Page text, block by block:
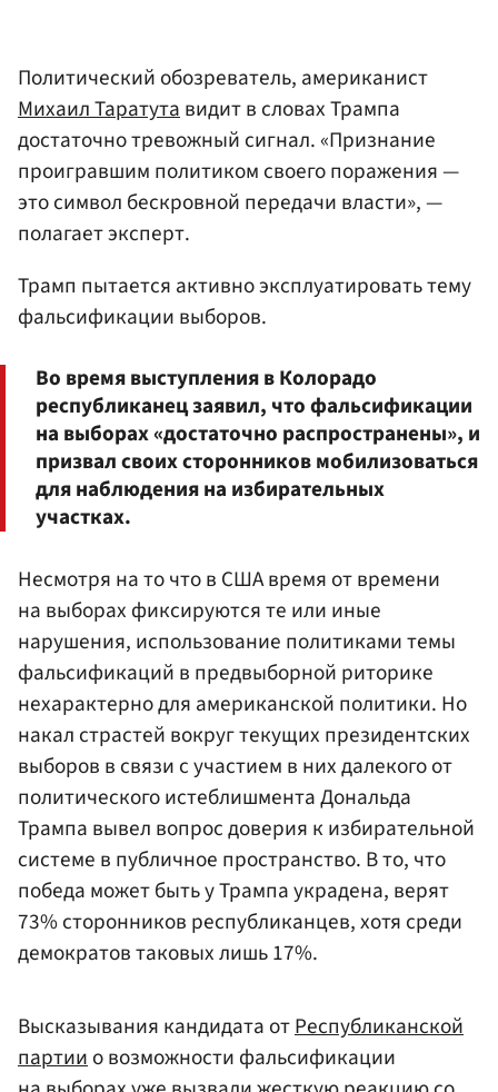
Политический обозреватель, американист
Михаил Таратутавидит в словах Трампа
достаточно тревожный сигнал. «Признание
проигравшим политиком своего поражения —
это символ бескровной передачи власти», —
полагает эксперт.
Трамп пытается активно эксплуатировать тему
фальсификации выборов.
Во время выступления в Колорадо
республиканец заявил, что фальсификации
на выборах «достаточно распространены», и
призвал своих сторонников мобилизоваться
для наблюдения на избирательных
участках.
Несмотря на то что в США время от времени
на выборах фиксируются те или иные
нарушения, использование политиками темы
фальсификаций в предвыборной риторике
нехарактерно для американской политики. Но
накал страстей вокруг текущих президентских
выборов в связи с участием в них далекого от
политического истеблишмента Дональда
Трампа вывел вопрос доверия к избирательной
системе в публичное пространство. В то, что
победа может быть у Трампа украдена, верят
73% сторонников республиканцев, хотя среди
демократов таковых лишь 17%.
Высказывания кандидата отРеспубликанской
партиио возможности фальсификации